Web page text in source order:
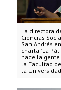
La directora
Ciencias
San Andrés
charla "La
hace la
la Facultad
la